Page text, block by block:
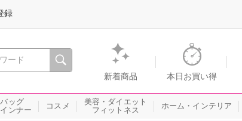
、瞬間を。通販・テレビショッピングのショップチャンネル
新着商品 本日お買い得
録
ッグ
ンナー
コスメ
美容・ダイエット
フィットネス
ホーム・インテリア